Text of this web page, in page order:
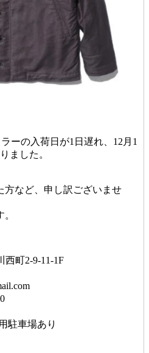
ラーの入荷日が1日遅れ、12月1
ました。
方など、申し訳ございませ
西町2-9-11-1F
駐車場あり